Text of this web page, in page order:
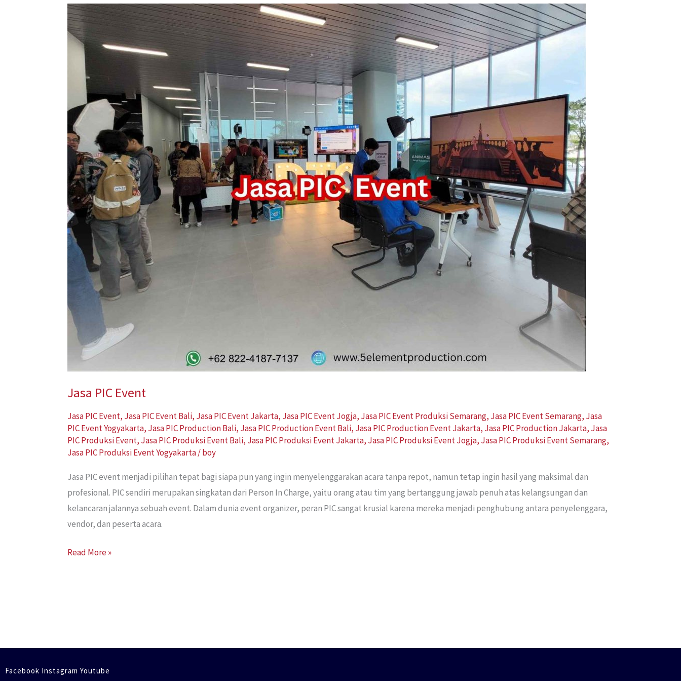
Jasa PIC Event
Jasa PIC Event, Jasa PIC Event Bali, Jasa PIC Event Jakarta, Jasa PIC Event Jogja, Jasa PIC Event Produksi Semarang, Jasa PIC Event Semarang, Jasa
PIC Event Yogyakarta, Jasa PIC Production Bali, Jasa PIC Production Event Bali, Jasa PIC Production Event Jakarta, Jasa PIC Production Jakarta, Jasa
PIC Produksi Event, Jasa PIC Produksi Event Bali, Jasa PIC Produksi Event Jakarta, Jasa PIC Produksi Event Jogja, Jasa PIC Produksi Event Semarang,
Jasa PIC Produksi Event Yogyakarta/boy
Jasa PIC event menjadi pilihan tepat bagi siapa pun yang ingin menyelenggarakan acara tanpa repot, namun tetap ingin hasil yang maksimal dan
profesional. PIC sendiri merupakan singkatan dari Person In Charge, yaitu orang atau tim yang bertanggung jawab penuh atas kelangsungan dan
kelancaran jalannya sebuah event. Dalam dunia event organizer, peran PIC sangat krusial karena mereka menjadi penghubung antara penyelenggara,
vendor, dan peserta acara.
Jasa
PIC
Event
Read More »
Facebook Instagram Youtube